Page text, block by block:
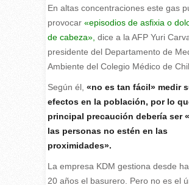
En altas concentraciones este gas
provocar«episodios de asfixia o
de cabeza», dice a la AFP Yuri
presidente del Departamento de
Ambiente del Colegio Médico de
Según él, «no es tan fácil» medir
efectos en la población, por lo
principal precaución debería ser
las personas no estén en las
proximidades».
La empresa KDM gestiona desde
20 años el basurero. Pero no es el